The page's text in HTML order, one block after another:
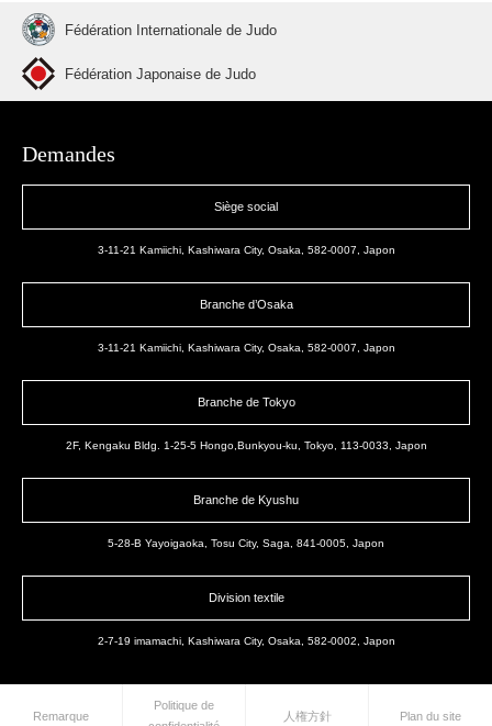
Fédération Internationale de Judo
Fédération Japonaise de Judo
Demandes
Siège social
3-11-21 Kamiichi, Kashiwara City, Osaka, 582-0007, Japon
Branche d’Osaka
3-11-21 Kamiichi, Kashiwara City, Osaka, 582-0007, Japon
Branche de Tokyo
2F, Kengaku Bldg. 1-25-5 Hongo,Bunkyou-ku, Tokyo, 113-0033, Japon
Branche de Kyushu
5-28-B Yayoigaoka, Tosu City, Saga, 841-0005, Japon
Division textile
2-7-19 imamachi, Kashiwara City, Osaka, 582-0002, Japon
Remarque
Politique de
人権方針 Plan du site